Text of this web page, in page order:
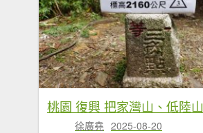
桃園 復興 把家灣山、低陸山
徐廣堯 2025-08-20